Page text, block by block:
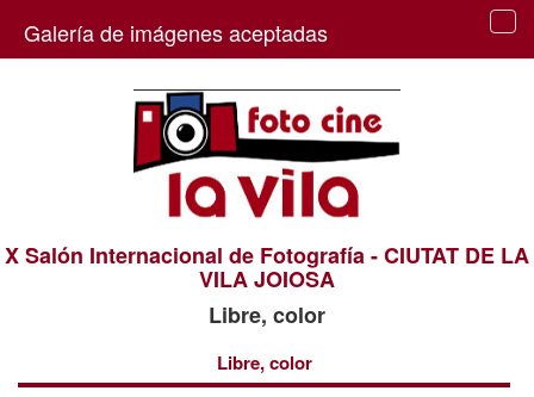
Galería de imágenes aceptadas
X Salón Internacional de Fotografía - CIUTAT DE LA
VILA JOIOSA
Libre, color
Libre, color